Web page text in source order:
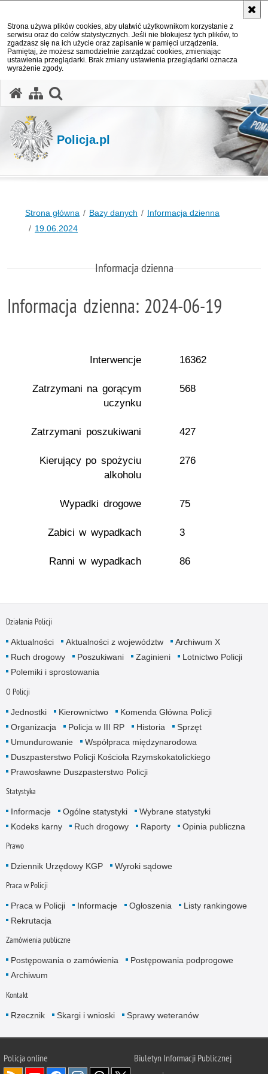
Strona używa plików cookies, aby ułatwić użytkownikom korzystanie z
serwisu oraz do celów statystycznych. Jeśli nie blokujesz tych plików, to
zgadzasz się na ich użycie oraz zapisanie w pamięci urządzenia.
Pamiętaj, że możesz samodzielnie zarządzać cookies, zmieniając
ustawienia przeglądarki. Brak zmiany ustawienia przeglądarki oznacza
wyrażenie zgody.
Policja.pl
Strona główna Bazy danych
Informacja dzienna
19.06.2024
Informacja dzienna
Informacja dzienna: 2024-06-19
Interwencje 16362
Zatrzymani na gorącym
uczynku
568
Zatrzymani poszukiwani 427
Kierujący po spożyciu
alkoholu
276
Wypadki drogowe 75
Zabici w wypadkach 3
Ranni w wypadkach 86
Działania Policji
Aktualności Aktualności z województw
Archiwum X
Ruch drogowy
Poszukiwani Zaginieni
Lotnictwo Policji
Polemiki i sprostowania
O Policji
Jednostki Kierownictwo
Komenda Główna Policji
Organizacja
Policja w III RP Historia
Sprzęt
Umundurowanie
Współpraca międzynarodowa
Duszpasterstwo Policji Kościoła Rzymskokatolickiego
Prawosławne Duszpasterstwo Policji
Statystyka
Informacje Ogólne statystyki
Wybrane statystyki
Kodeks karny
Ruch drogowy Raporty Opinia publiczna
Prawo
Dziennik Urzędowy KGP Wyroki sądowe
Praca w Policji
Praca w Policji Informacje Ogłoszenia
Listy rankingowe
Rekrutacja
Zamówienia publiczne
Postępowania o zamówienia
Postępowania podprogowe
Archiwum
Kontakt
Rzecznik Skargi i wnioski Sprawy weteranów
Policjaonline
Biuletyn Informacji Publicznej